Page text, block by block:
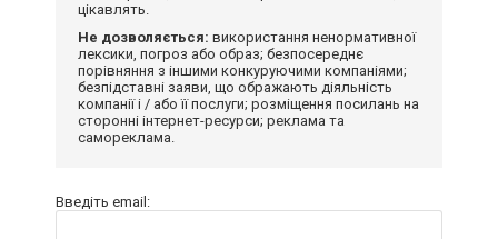
цікавлять.
Не дозволяється: використання ненормативної
лексики, погроз або образ; безпосереднє
порівняння з іншими конкуруючими компаніями;
безпідставні заяви, що ображають діяльність
компанії і / або її послуги; розміщення посилань на
сторонні інтернет-ресурси; реклама та
самореклама.
Введіть email: